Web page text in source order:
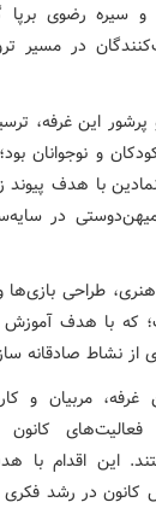
و سیره رضوی برپا
در مسیر
این غرفه،
و نوجوانان
با هدف پیوند
در
طراحی
که با هدف
از نشاط صادقانه
مربیان و
کانون
این اقدام با
کانون در رشد